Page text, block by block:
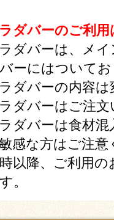
ダバーのご利用
ダバーは、メイ
ーにはついて
ダバーの内容は
ダバーはご注文
ダバーは食材混
感な方はご注意
以降、ご利用の
。